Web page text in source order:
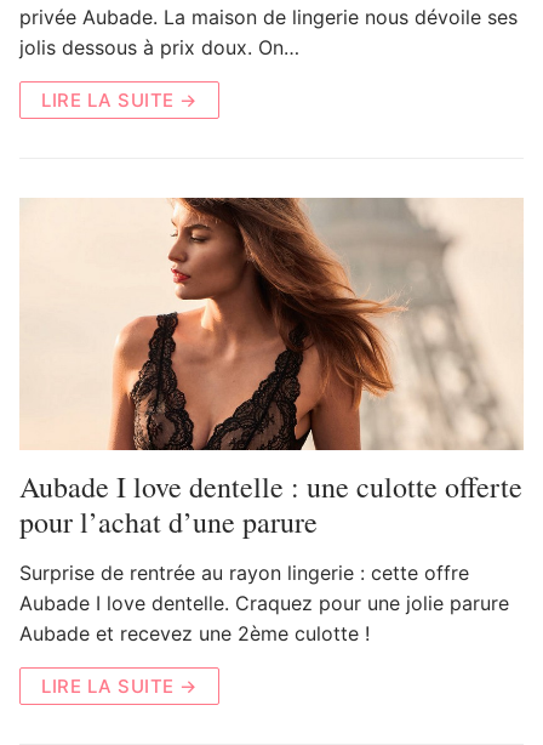
privée Aubade. La maison de lingerie nous dévoile ses
jolis dessous à prix doux. On…
LIRE LA SUITE →
Aubade I love dentelle : une culotte offerte
pour l’achat d’une parure
Surprise de rentrée au rayon lingerie : cette offre
Aubade I love dentelle. Craquez pour une jolie parure
Aubade et recevez une 2ème culotte !
LIRE LA SUITE →